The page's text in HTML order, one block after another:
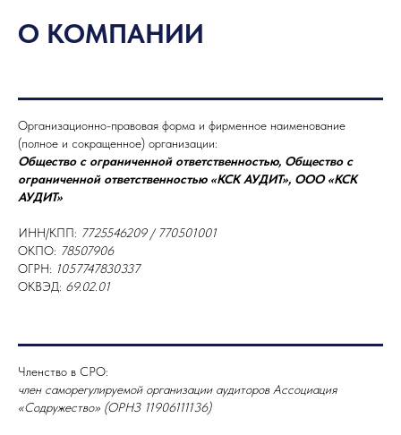
О КОМПАНИИ
Организационно-правовая форма и фирменное наименование
(полное и сокращенное) организации:
Общество с ограниченной ответственностью, Общество с
ограниченной ответственностью «КСК АУДИТ», ООО «КСК
АУДИТ»
ИНН/КПП: 7725546209 / 770501001
ОКПО: 78507906
ОГРН: 1057747830337
ОКВЭД: 69.02.01
Членство в СРО:
член саморегулируемой организации аудиторов Ассоциация
«Содружество» (ОРНЗ 11906111136)